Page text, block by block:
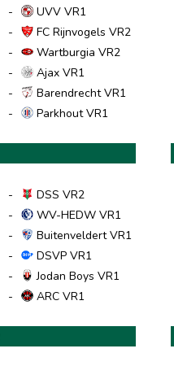
-
UVV VR1
-
FC Rijnvogels VR2
-
Wartburgia VR2
-
Ajax VR1
-
Barendrecht VR1
- Parkhout VR1
-
DSS VR2
-
WV-HEDW VR1
-
Buitenveldert VR1
-
DSVP VR1
-
Jodan Boys VR1
- ARC VR1